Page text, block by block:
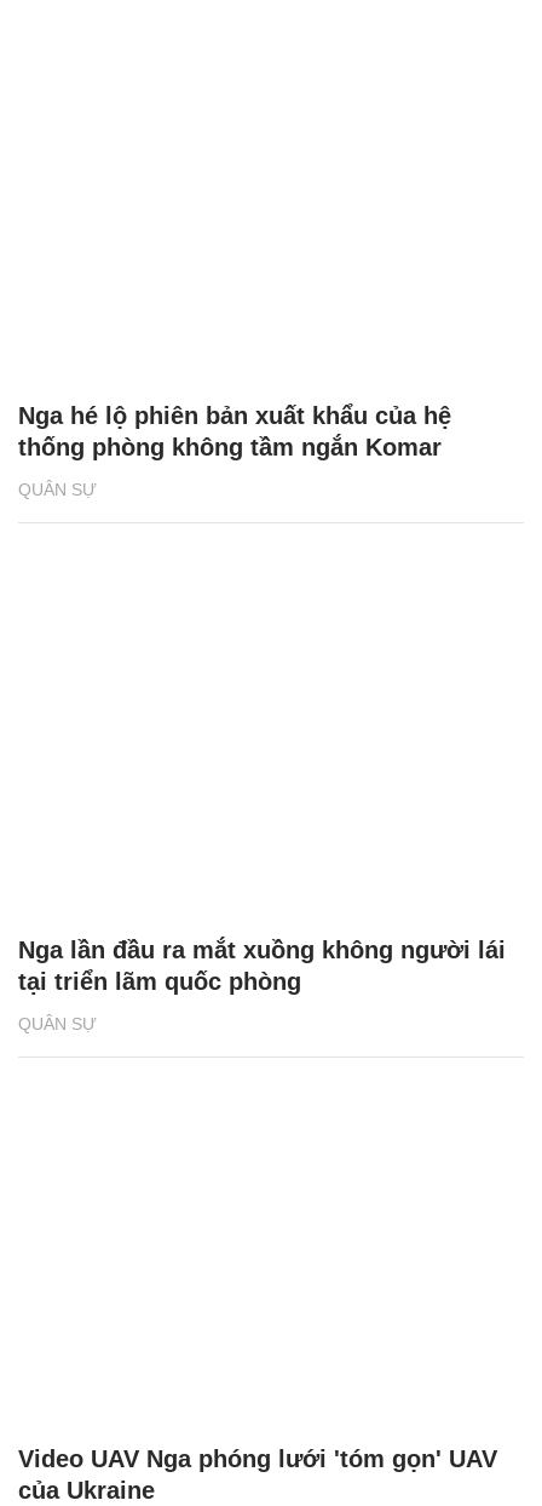
QUÂN SỰ
Nga hé lộ phiên bản xuất khẩu của hệ
thống phòng không tầm ngắn Komar
QUÂN SỰ
Nga lần đầu ra mắt xuồng không người lái
tại triển lãm quốc phòng
Video UAV Nga phóng lưới 'tóm gọn' UAV
của Ukraine